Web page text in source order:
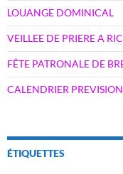
LOUANGE DOMINICAL
VEILLEE DE PRIERE A
FÊTE PATRONALE DE
CALENDRIER
ÉTIQUETTES